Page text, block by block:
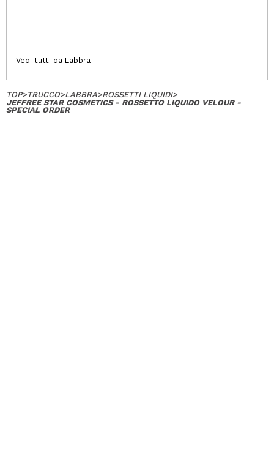
Vedi tutti da Labbra
TOP>TRUCCO>LABBRA>ROSSETTI LIQUIDI>
JEFFREE STAR COSMETICS - ROSSETTO LIQUIDO VELOUR -
SPECIAL ORDER